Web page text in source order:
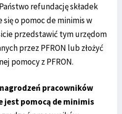
refundację składek
się o pomoc de minimis w
przedstawić tym urzędom
przez PFRON lub złożyć
pomocy z PFRON.
pracowników
jest pomocą de minimis